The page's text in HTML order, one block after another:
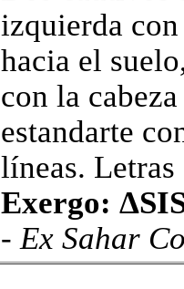
izquierda
hacia el
con la
estandarte
líneas. Letras
Exergo:
- Ex Sahar